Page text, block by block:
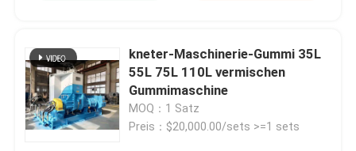
kneter-Maschinerie-Gummi 35L
55L 75L 110L vermischen
Gummimaschine
MOQ：1 Satz
Preis：$20,000.00/sets >=1 sets